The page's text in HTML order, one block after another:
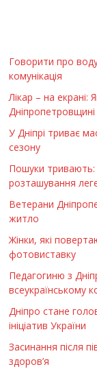
Говорити про
комунікація
Лікар – на
Дніпропетровщині
У Дніпрі триває
сезону
Пошуки тривають:
розташування
Ветерани
житло
Жінки, які
фотовиставку
Педагогиню з
всеукраїнському
Дніпро стане
ініціатив України
Засинання після
здоров’я